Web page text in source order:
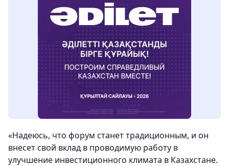
«Надеюсь, что форум станет традиционным, и он
внесет свой вклад в проводимую работу в
улучшение инвестиционного климата в Казахстане.